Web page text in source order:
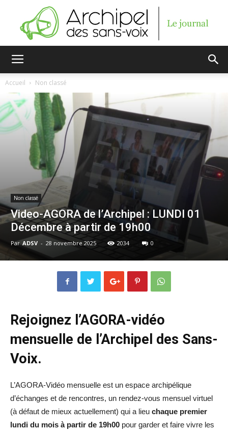
des
Accueil Non classé
Non classé
Video-AGORA de l’Archipel : LUNDI 01
Décembre à partir de 19h00
Par ADSV - 28 novembre 2025 2034 0
Rejoignez l’AGORA-vidéo
mensuelle de l’Archipel des Sans-
Voix.
L’AGORA-Vidéo mensuelle est un espace archipélique
d’échanges et de rencontres, un rendez-vous mensuel virtuel
(à défaut de mieux actuellement) qui a lieu chaque premier
lundi du mois à partir de 19h00 pour garder et faire vivre les